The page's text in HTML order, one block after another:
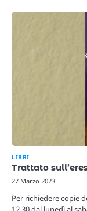
LIBRI
Trattato
27 Marzo 2023
Per richiedere copie